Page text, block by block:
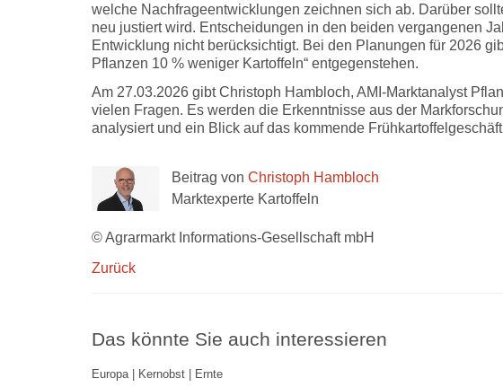
welche Nachfrageentwicklungen zeichnen sich ab. Darüber
neu justiert wird. Entscheidungen in den beiden vergangenen
Entwicklung nicht berücksichtigt. Bei den Planungen für 2026
Pflanzen 10 % weniger Kartoffeln“ entgegenstehen.
Am 27.03.2026 gibt Christoph Hambloch, AMI-Marktanalyst
vielen Fragen. Es werden die Erkenntnisse aus der
analysiert und ein Blick auf das kommende
Beitrag von Christoph Hambloch
Marktexperte Kartoffeln
© Agrarmarkt Informations-Gesellschaft mbH
Zurück
Das könnte Sie auch interessieren
Europa | Kernobst | Ernte